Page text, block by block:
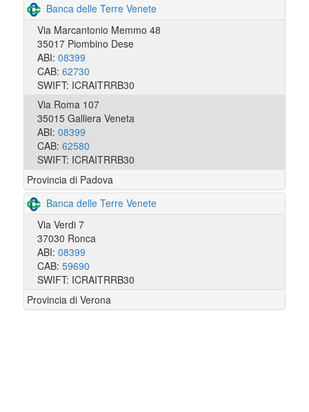
Banca delle Terre Venete
Via Marcantonio Memmo 48
35017 Piombino Dese
ABI: 08399
CAB: 62730
SWIFT: ICRAITRRB30
Via Roma 107
35015 Galliera Veneta
ABI: 08399
CAB: 62580
SWIFT: ICRAITRRB30
Provincia di Padova
Banca delle Terre Venete
Via Verdi 7
37030 Ronca
ABI: 08399
CAB: 59690
SWIFT: ICRAITRRB30
Provincia di Verona